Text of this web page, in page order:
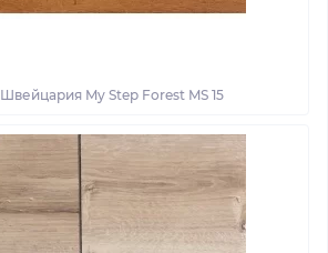
My Step Forest MS 15